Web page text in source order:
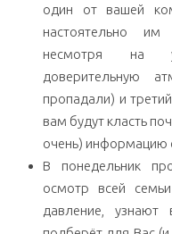
один от вашей
настоятельно им
несмотря на
доверительную
пропадали) и
вам будут класть
очень) информацию
В понедельник
осмотр всей
давление,